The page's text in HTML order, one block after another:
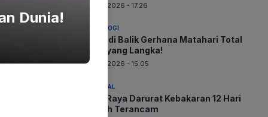
06-08-2026 - 17.26
TEKNOLOGI
Sains di Balik Gerhana Matahari Total
2026 yang Langka!
06-08-2026 - 15.05
NASIONAL
Kubu Raya Darurat Kebakaran 12 Hari
Rumah Terancam
Dunia!